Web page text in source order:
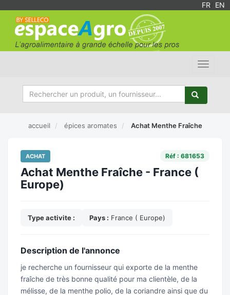
FR EN
Toggle
accueil épices aromates Achat Menthe Fraîche
ACHAT Réf : 681653
Achat Menthe Fraîche - France (
Europe)
Type activite : Pays : France ( Europe)
Description de l'annonce
je recherche un fournisseur qui exporte de la menthe
fraîche de très bonne qualité pour ma clientèle, de la
mélisse, de la menthe polio, de la coriandre ainsi que du